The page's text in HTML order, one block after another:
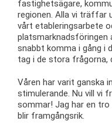
fastighetsägare,
regionen. Alla vi träffar
vårt etableringsarbete
platsmarknadsföringen
snabbt komma i gång i
tag i de stora frågorna,
Våren har varit ganska
stimulerande. Nu vill vi
sommar! Jag har en
blir framgångsrik.